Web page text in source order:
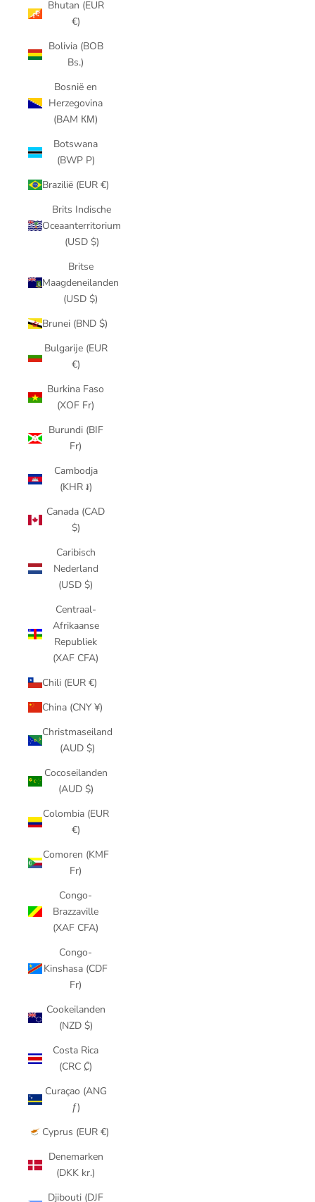
Bhutan (EUR
€)
Bolivia (BOB
Bs.)
Bosnië en
Herzegovina
(BAM КМ)
Botswana
(BWP P)
Brazilië (EUR €)
Brits Indische
Oceaanterritorium
(USD $)
Britse
Maagdeneilanden
(USD $)
Brunei (BND $)
Bulgarije (EUR
€)
Burkina Faso
(XOF Fr)
Burundi (BIF
Fr)
Cambodja
(KHR ៛)
Canada (CAD
$)
Caribisch
Nederland
(USD $)
Centraal-
Afrikaanse
Republiek
(XAF CFA)
Chili (EUR €)
China (CNY ¥)
Christmaseiland
(AUD $)
Cocoseilanden
(AUD $)
Colombia (EUR
€)
Comoren (KMF
Fr)
Congo-
Brazzaville
(XAF CFA)
Congo-
Kinshasa (CDF
Fr)
Cookeilanden
(NZD $)
Costa Rica
(CRC ₡)
Curaçao (ANG
ƒ)
Cyprus (EUR €)
Denemarken
(DKK kr.)
Djibouti (DJF